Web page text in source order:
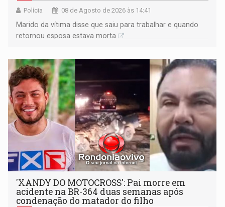
Polícia 08 de Agosto de 2026 às 14:41
Marido da vítima disse que saiu para trabalhar e quando
retornou esposa estava morta
'XANDY DO MOTOCROSS': Pai morre em
acidente na BR-364 duas semanas após
condenação do matador do filho